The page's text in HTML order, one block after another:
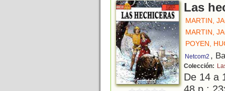
Las
MARTIN,
MARTIN,
POYEN,
Netcom2 ,
Colección:
De 14 a